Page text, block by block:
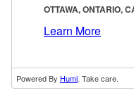
OTTAWA, ONTARIO,
Learn More
Powered By Humi. Take care.